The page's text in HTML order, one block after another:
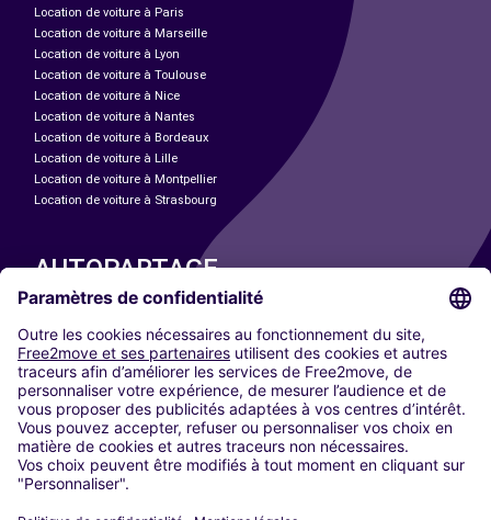
Location de voiture à Paris
Location de voiture à Marseille
Location de voiture à Lyon
Location de voiture à Toulouse
Location de voiture à Nice
Location de voiture à Nantes
Location de voiture à Bordeaux
Location de voiture à Lille
Location de voiture à Montpellier
Location de voiture à Strasbourg
AUTOPARTAGE
Paris
Madrid
Washington DC
Milan
Rome
Turin
Vienne
Berlin